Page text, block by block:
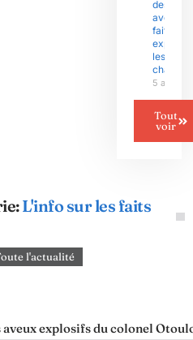
des
fait
exploser
les
5 août
Tout
voir
L'info sur les faits
l'actualité
explosifs du colonel